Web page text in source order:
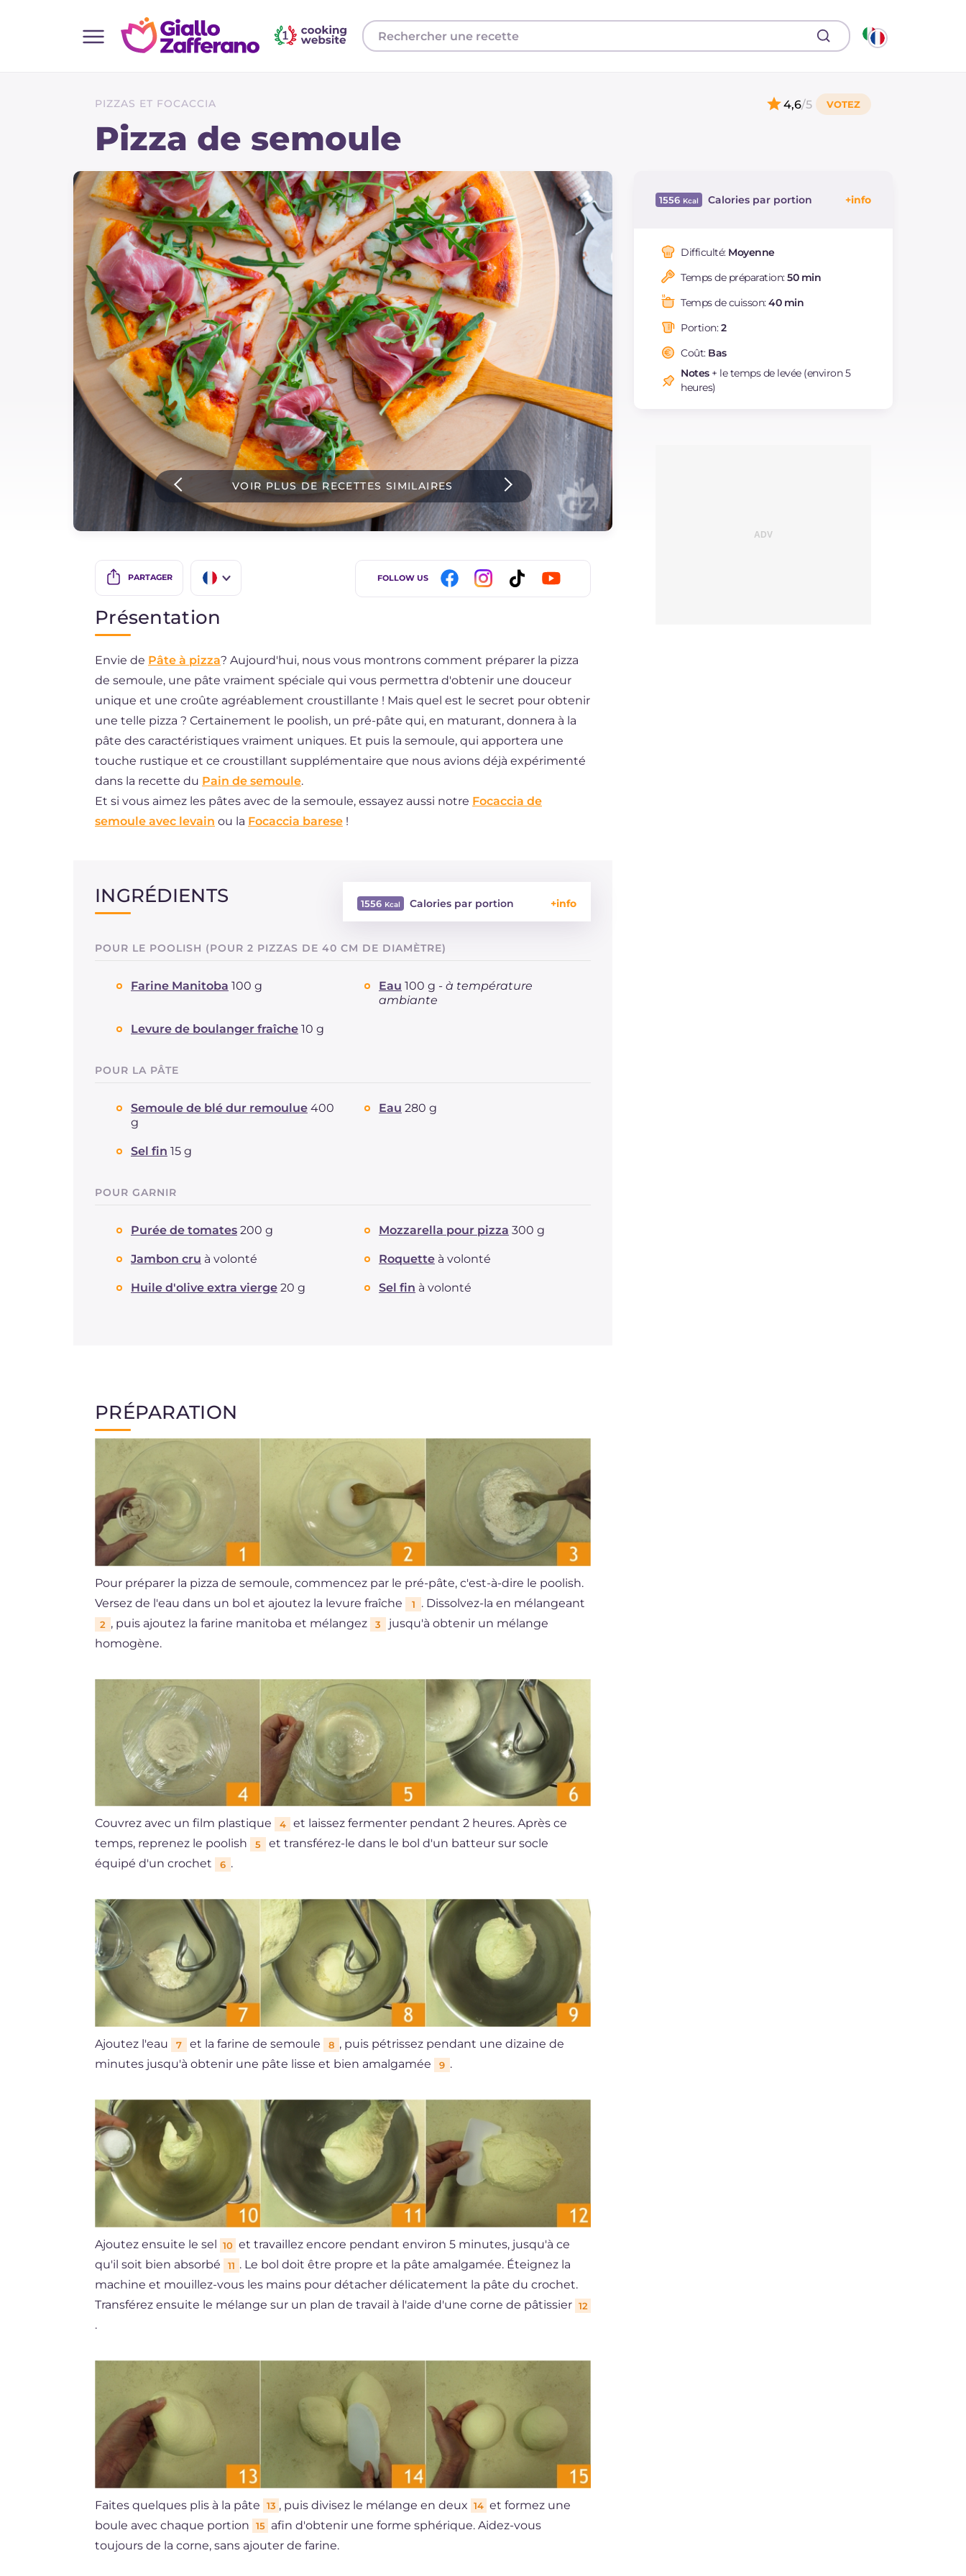
Toutes les recettes
Plats principaux
Boissons et rafraîchissements
Accompagnement
Pizzas et focaccia
Gateaux et patisserie
Dernieres recettes
Instagram
YouTube
PIZZAS ET FOCACCIA
Pizza de semoule
4,6/5
VOIR PLUS DE RECETTES SIMILAIRES
PARTAGER
DE
BR
NL
FOLLOW US
1556 Calories par portion
Dont sucres
Protéine g
Graisses
saturés
Fibre
Cholestérol
Sodium mg
Difficulté: Moyenne
Temps de préparation:50 min
Temps de cuisson:40 min
Portion:2
Coût: Bas
Notes+ le temps de levée (environ 5
heures)
Présentation
Envie de Pâte à pizza? Aujourd'hui, nous vous montrons comment préparer la pizza
de semoule, une pâte vraiment spéciale qui vous permettra d'obtenir une douceur
unique et une croûte agréablement croustillante ! Mais quel est le secret pour obtenir
une telle pizza ? Certainement le poolish, un pré-pâte qui, en maturant, donnera à la
pâte des caractéristiques vraiment uniques. Et puis la semoule, qui apportera une
touche rustique et ce croustillant supplémentaire que nous avions déjà expérimenté
dans la recette du Pain de semoule.
Et si vous aimez les pâtes avec de la semoule, essayez aussi notre Focaccia de
semoule avec levain ou la Focaccia barese !
INGRÉDIENTS 1556 Calories par portion
Glucides
Protéine g
Graisses
POUR LE POOLISH (POUR 2 PIZZAS DE 40 CM DE DIAMÈTRE)
Farine Manitoba 100 g Eau 100 g - à température
ambiante
Levure de boulanger fraîche 10 g
POUR LA PÂTE
Semoule de blé dur remoulue 400
g
Eau 280 g
Sel fin 15 g
POUR GARNIR
Purée de tomates 200 g Mozzarella pour pizza 300 g
Jambon cru à volonté Roquette à volonté
Huile d'olive extra vierge 20 g Sel fin à volonté
PRÉPARATION
Pour préparer la pizza de semoule, commencez par le pré-pâte, c'est-à-dire le poolish.
Versez de l'eau dans un bol et ajoutez la levure fraîche
1 . Dissolvez-la en mélangeant
2 , puis ajoutez la farine manitoba et mélangez 3
jusqu'à obtenir un mélange
homogène.
Couvrez avec un film plastique 4
et laissez fermenter pendant 2 heures. Après ce
temps, reprenez le poolish
5
et transférez-le dans le bol d'un batteur sur socle
équipé d'un crochet
6 .
Ajoutez l'eau 7 et la farine de semoule 8 , puis pétrissez pendant une dizaine de
minutes jusqu'à obtenir une pâte lisse et bien amalgamée
9 .
Ajoutez ensuite le sel 10 et travaillez encore pendant environ 5 minutes, jusqu'à ce
qu'il soit bien absorbé
11 . Le bol doit être propre et la pâte amalgamée. Éteignez la
machine et mouillez-vous les mains pour détacher délicatement la pâte du crochet.
Transférez ensuite le mélange sur un plan de travail à l'aide d'une corne de pâtissier 12
.
Faites quelques plis à la pâte 13 , puis divisez le mélange en deux 14 et formez une
boule avec chaque portion
15 afin d'obtenir une forme sphérique. Aidez-vous
toujours de la corne, sans ajouter de farine.